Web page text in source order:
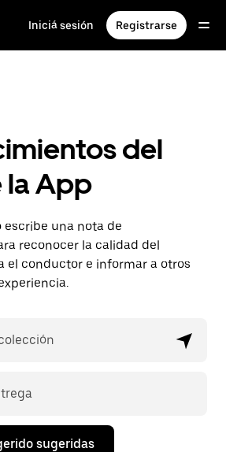
Iniciá sesión Registrarse
del
la App
una nota de
reconocer la calidad del
el conductor e informar a otros
sugeridas